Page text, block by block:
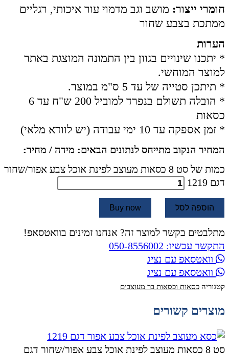
חומרי ייצור: מושב וגב מדמוי עור איכותי, רגליים
ממתכת בצבע שחור
הערות
* יתכנו שינויים בגוון בין התמונה המוצגת באתר
למוצר המוחשי.
* תיתכן סטייה של עד 5 ס"מ במוצר.
* הובלה תשולם בנפרד למוביל 200 ש"ח עד 6
כסאות
* זמן אספקה עד 10 ימי עבודה (יש לוודא מלאי)
המחיר הנקוב מתייחס לנתונים הבאים: מידה / מחיר:
כמות של סט 8 כסאות מעוצב לפינת אוכל צבע אפור/שחור
דגם 1219
הוספה לסל Buy now
מתלבטים בקשר למוצר זה? אנחנו זמינים בוואטסאפ!
התקשר עכשיו: 050-8556002
וואטסאפ עם נציג
וואטסאפ עם נציג
קטגוריה כסאות וכסאות בר מעוצבים
מוצרים קשורים
סט 8 כסאות מעוצב לפינת אוכל צבע אפור/שחור דגם